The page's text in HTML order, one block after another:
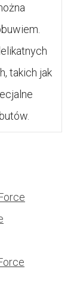
takich jak